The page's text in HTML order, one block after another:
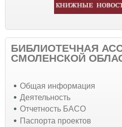
БИБЛИОТЕЧНАЯ
СМОЛЕНСКОЙ
Общая информация
Деятельность
Отчетность БАСО
Паспорта проектов